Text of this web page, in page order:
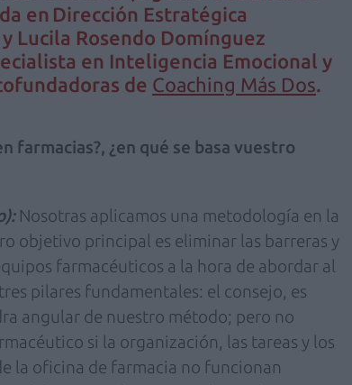
en Dirección Estratégica
Lucila Rosendo Domínguez
en Inteligencia Emocional y
de Coaching Más Dos.
farmacias?, ¿en qué se basa vuestro
Nosotras aplicamos una metodología en la
objetivo principal es eliminar las barreras y
farmacéuticos a la hora de abordar al
pilares fundamentales: el consejo, es
angular de nuestro método; pero no
si la organización, las tareas y los
la oficina de farmacia no funcionan